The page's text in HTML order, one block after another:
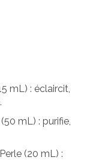
mL) : éclaircit,
mL) : purifie,
(20 mL) :